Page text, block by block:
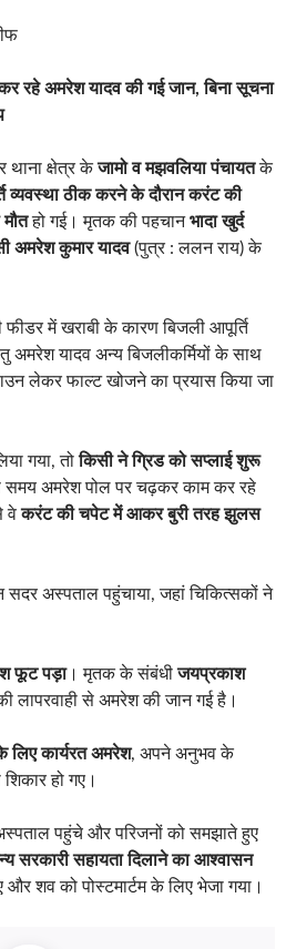
रहे अमरेश यादव की गई जान, बिना सूचना
थाना क्षेत्र केजामो व मझवलिया पंचायतके
व्यवस्था ठीक करने के दौरान करंट की
हो गई। मृतक की पहचानभादा खुर्द
अमरेश कुमार यादव(पुत्र : ललन राय) के
फीडर में खराबी के कारण बिजली आपूर्ति
अमरेश यादव अन्य बिजलीकर्मियों के साथ
लेकर फाल्ट खोजने का प्रयास किया जा
गया, तोकिसी ने ग्रिड को सप्लाई शुरू
अमरेश पोल पर चढ़कर काम कर रहे
वेकरंट की चपेट में आकर बुरी तरह झुलस
सदर अस्पताल पहुंचाया, जहां चिकित्सकों ने
फूट पड़ा। मृतक के संबंधीजयप्रकाश
लापरवाही से अमरेश की जान गई है।
लिए कार्यरत अमरेश, अपने अनुभव के
हो गए।
पहुंचे और परिजनों को समझाते हुए
सरकारी सहायता दिलाने का आश्वासन
शव को पोस्टमार्टम के लिए भेजा गया।